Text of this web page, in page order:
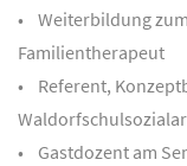
• Weiterbildung
Familientherapeut
• Referent,
• Gastdozent am